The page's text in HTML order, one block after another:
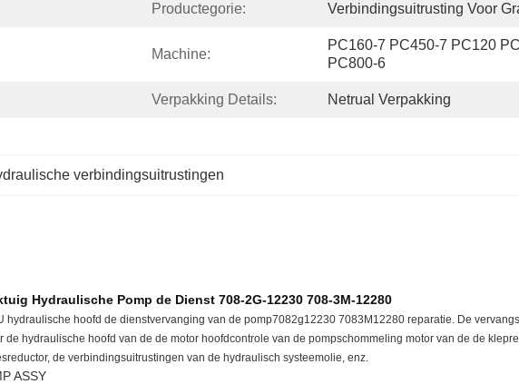
Productegorie: Verbindingsuitrusting Voor
Machine:
PC160-7 PC450-7 PC120
PC800-6
Verpakking Details: Netrual Verpakking
verbindingsuitrustingen
Hydraulische Pomp de Dienst 708-2G-12230 708-3M-12280
hoofd de dienstvervanging van de pomp7082g12230 7083M12280 reparatie. De
hydraulische hoofd van de de motor hoofdcontrole van de pompschommeling motor van de de
de verbindingsuitrustingen van de hydraulisch systeemolie, enz.
ASSY